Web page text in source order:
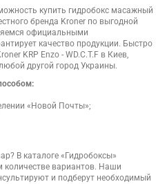
купить гидробокс масажный
бренда Kroner по выгодной
официальными
качество продукции. Быстро
KRP Enzo - WD.C.T.F в Киев,
другой город Украины.
«Новой Почты»;
В каталоге «Гидробоксы»
вариантов. Наши
и подберут необходимый